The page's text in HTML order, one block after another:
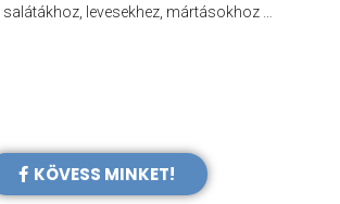
levesekhez, mártásokhoz …
KÖVESS MINKET!